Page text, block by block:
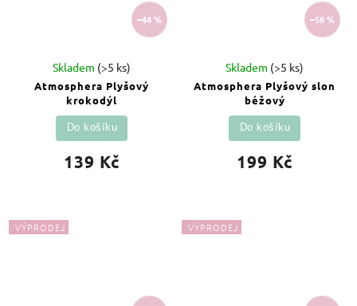
–44 %
Atmosphera Plyšový
krokodýl
Skladem (>5 ks)
139 Kč
Do košíku
–58 %
Atmosphera Plyšový slon
béžový
Skladem (>5 ks)
199 Kč
Do košíku
VÝPRODEJ VÝPRODEJ